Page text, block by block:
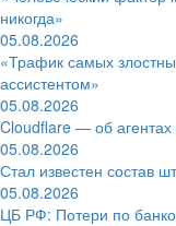
никогда»
05.08.2026
«Трафик самых
ассистентом»
05.08.2026
Cloudflare — об
05.08.2026
Стал известен состав
05.08.2026
ЦБ РФ: Потери по